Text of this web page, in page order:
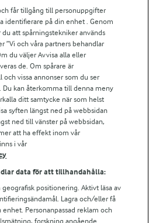
får tillgång till personuppgifter
identifierare på din enhet . Genom
att spårningstekniker används
”Vi och våra partners behandlar
du väljer Avvisa alla eller
de. Om spårare är
vissa annonser som du ser
kan återkomma till denna meny
ditt samtycke när som helst
syften längst ned på webbsidan
ned till vänster på webbsidan,
att ha effekt inom vår
i vår
data för att tillhandahålla:
positionering. Aktivt läsa av
Lagra och/eller få
Personanpassad reklam och
forskning angående